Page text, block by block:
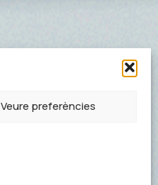
Veure preferències